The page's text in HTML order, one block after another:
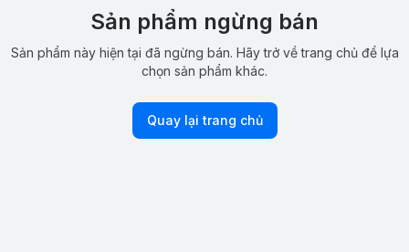
Sản phẩm ngừng bán
Sản phẩm này hiện tại đã ngừng bán. Hãy trở về trang chủ để lựa
chọn sản phẩm khác.
Quay lại trang chủ